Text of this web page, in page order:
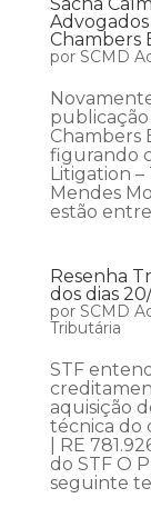
Chambers
por SCMD
Chambers
figurando
Litigation –
Mendes
estão entre
Resenha
dos dias
por SCMD
Tributária
STF
aquisição
técnica do
| RE
do STF O
seguinte